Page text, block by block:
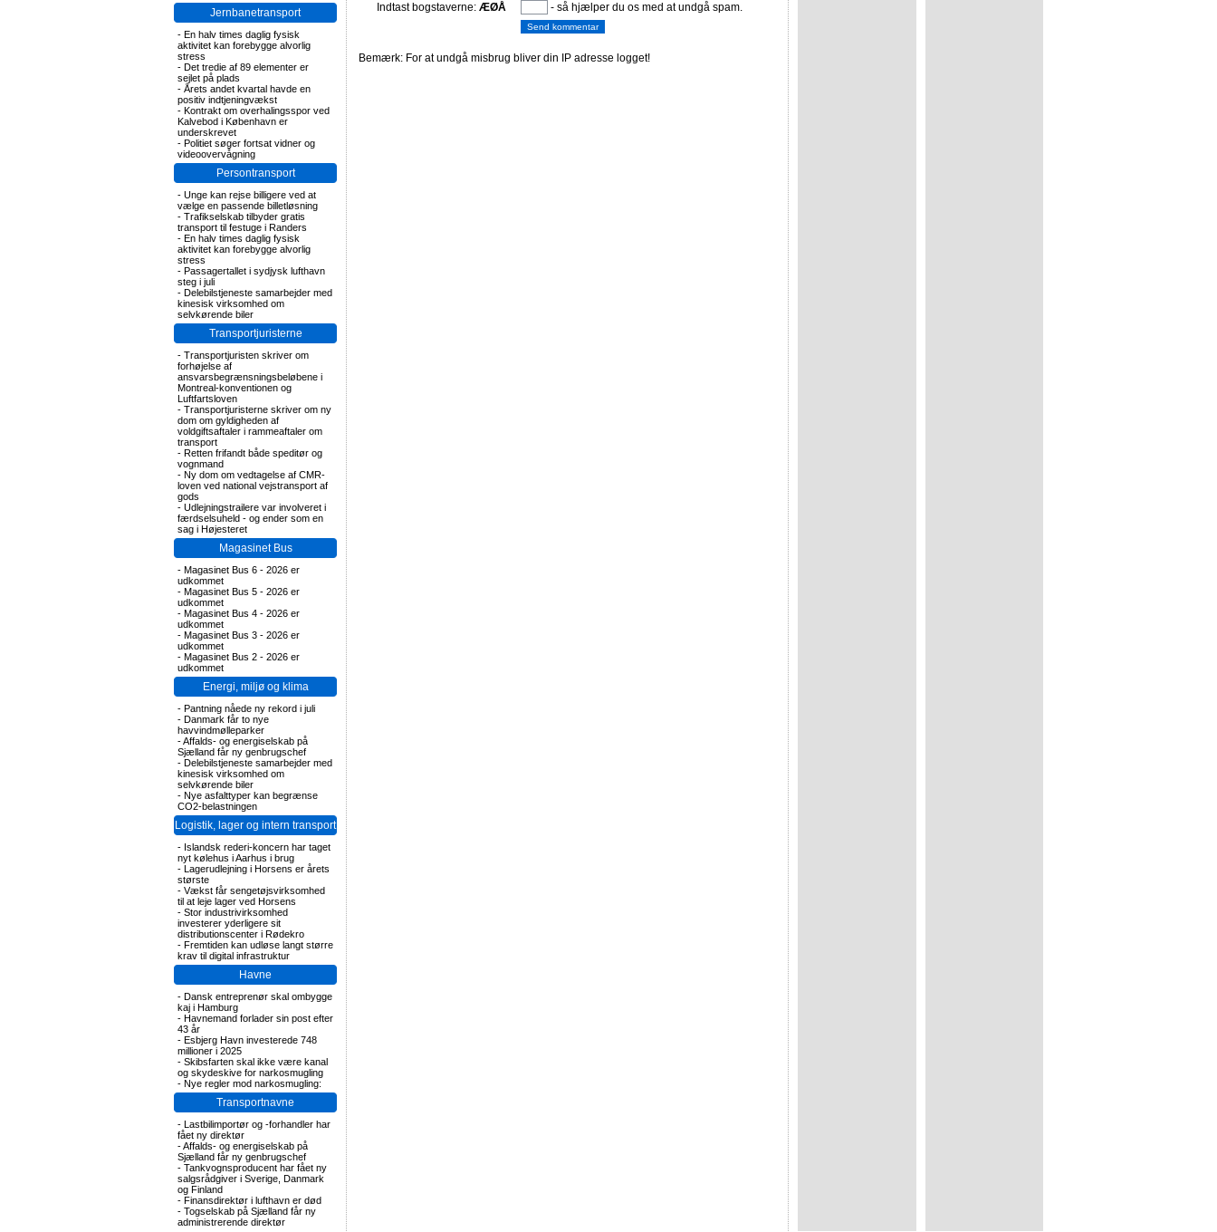
Jernbanetransport
- En halv times daglig fysisk
aktivitet kan forebygge alvorlig
stress
- Det tredie af 89 elementer er
sejlet på plads
- Årets andet kvartal havde en
positiv indtjeningvækst
- Kontrakt om overhalingsspor ved
Kalvebod i København er
underskrevet
- Politiet søger fortsat vidner og
videoovervågning
Persontransport
- Unge kan rejse billigere ved at
vælge en passende billetløsning
- Trafikselskab tilbyder gratis
transport til festuge i Randers
- En halv times daglig fysisk
aktivitet kan forebygge alvorlig
stress
- Passagertallet i sydjysk lufthavn
steg i juli
- Delebilstjeneste samarbejder med
kinesisk virksomhed om
selvkørende biler
Transportjuristerne
- Transportjuristen skriver om
forhøjelse af
ansvarsbegrænsningsbeløbene i
Montreal-konventionen og
Luftfartsloven
- Transportjuristerne skriver om ny
dom om gyldigheden af
voldgiftsaftaler i rammeaftaler om
transport
- Retten frifandt både speditør og
vognmand
- Ny dom om vedtagelse af CMR-
loven ved national vejstransport af
gods
- Udlejningstrailere var involveret i
færdselsuheld - og ender som en
sag i Højesteret
Magasinet Bus
- Magasinet Bus 6 - 2026 er
udkommet
- Magasinet Bus 5 - 2026 er
udkommet
- Magasinet Bus 4 - 2026 er
udkommet
- Magasinet Bus 3 - 2026 er
udkommet
- Magasinet Bus 2 - 2026 er
udkommet
Energi, miljø og klima
- Pantning nåede ny rekord i juli
- Danmark får to nye
havvindmølleparker
-Affalds- og energiselskab på
Sjælland får ny genbrugschef
- Delebilstjeneste samarbejder med
kinesisk virksomhed om
selvkørende biler
- Nye asfalttyper kan begrænse
CO2-belastningen
Logistik, lager og intern transport
- Islandsk rederi-koncern har taget
nyt kølehus i Aarhus i brug
- Lagerudlejning i Horsens er årets
største
- Vækst får sengetøjsvirksomhed
til at leje lager ved Horsens
- Stor industrivirksomhed
investerer yderligere sit
distributionscenter i Rødekro
- Fremtiden kan udløse langt større
krav til digital infrastruktur
Havne
- Dansk entreprenør skal ombygge
kaj i Hamburg
- Havnemand forlader sin post efter
43 år
- Esbjerg Havn investerede 748
millioner i 2025
- Skibsfarten skal ikke være kanal
og skydeskive for narkosmugling
- Nye regler mod narkosmugling:
Transportnavne
- Lastbilimportør og -forhandler har
fået ny direktør
-Affalds- og energiselskab på
Sjælland får ny genbrugschef
- Tankvognsproducent har fået ny
salgsrådgiver i Sverige, Danmark
og Finland
- Finansdirektør i lufthavn er død
- Togselskab på Sjælland får ny
administrerende direktør
Indtast bogstaverne: ÆØÅ - så hjælper du os med at undgå spam.
Bemærk: For at undgå misbrug bliver din IP adresse logget!